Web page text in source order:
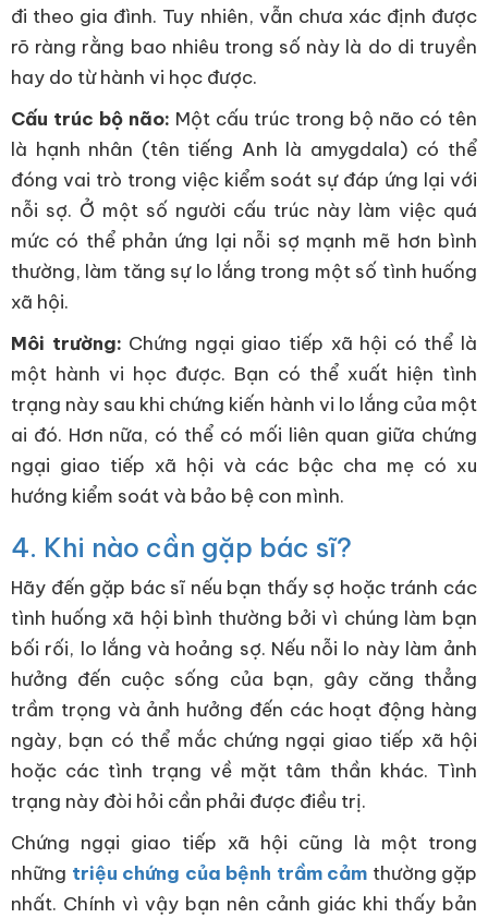
đi theo gia đình. Tuy nhiên, vẫn chưa xác định được
rõ ràng rằng bao nhiêu trong số này là do di truyền
hay do từ hành vi học được.
Cấu trúc bộ não: Một cấu trúc trong bộ não có tên
là hạnh nhân (tên tiếng Anh là amygdala) có thể
đóng vai trò trong việc kiểm soát sự đáp ứng lại với
nỗi sợ. Ở một số người cấu trúc này làm việc quá
mức có thể phản ứng lại nỗi sợ mạnh mẽ hơn bình
thường, làm tăng sự lo lắng trong một số tình huống
xã hội.
Môi trường: Chứng ngại giao tiếp xã hội có thể là
một hành vi học được. Bạn có thể xuất hiện tình
trạng này sau khi chứng kiến hành vi lo lắng của một
ai đó. Hơn nữa, có thể có mối liên quan giữa chứng
ngại giao tiếp xã hội và các bậc cha mẹ có xu
hướng kiểm soát và bảo bệ con mình.
4. Khi nào cần gặp bác sĩ?
Hãy đến gặp bác sĩ nếu bạn thấy sợ hoặc tránh các
tình huống xã hội bình thường bởi vì chúng làm bạn
bối rối, lo lắng và hoảng sợ. Nếu nỗi lo này làm ảnh
hưởng đến cuộc sống của bạn, gây căng thẳng
trầm trọng và ảnh hưởng đến các hoạt động hàng
ngày, bạn có thể mắc chứng ngại giao tiếp xã hội
hoặc các tình trạng về mặt tâm thần khác. Tình
trạng này đòi hỏi cần phải được điều trị.
Chứng ngại giao tiếp xã hội cũng là một trong
những triệu chứng của bệnh trầm cảm thường gặp
nhất. Chính vì vậy bạn nên cảnh giác khi thấy bản